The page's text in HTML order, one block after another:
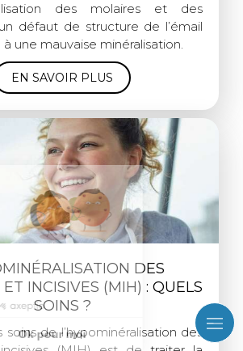
des molaires et des
défaut de structure de l’émail
une mauvaise minéralisation.
EN SAVOIR PLUS
DES
INCISIVES (MIH) : QUELS
SOINS ?
soins de l’hypominéralisation des